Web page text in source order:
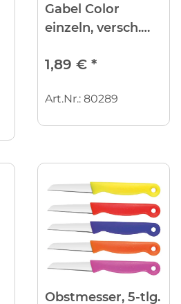
Gabel Color
einzeln, versch.
1,89 € *
Art.Nr.: 80289
Obstmesser, 5-tlg.